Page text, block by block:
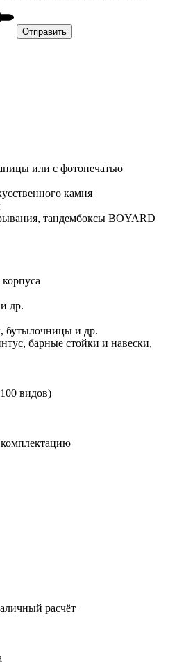
или с фотопечатью
камня
тандембоксы BOYARD
др.
бутылочницы и др.
барные стойки и навески,
видов)
комплектацию
расчёт